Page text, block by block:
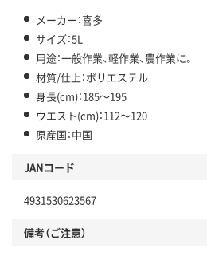
メーカー：喜多
サイズ：5L
用途：一般作業、軽作業、農作業に。
材質/仕上：ポリエステル
身長(cm)：185～195
ウエスト(cm)：112～120
原産国：中国
JANコード
4931530623567
備考（ご注意）